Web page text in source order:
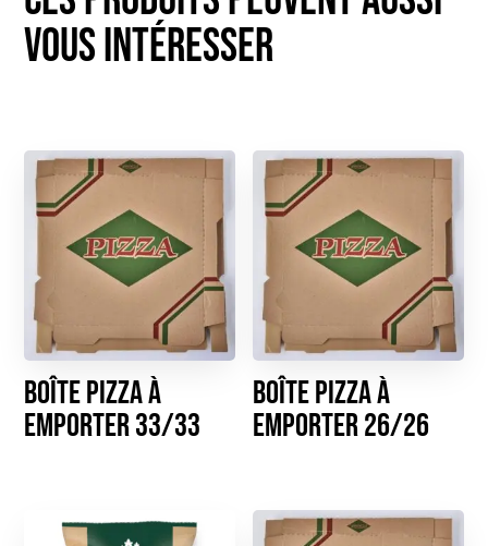
Boîte pizza à
emporter 33/33
Boîte Pizza à
emporter 26/26